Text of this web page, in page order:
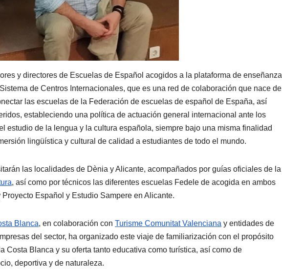
y directores de Escuelas de Español acogidos a la plataforma de enseñanza
de Centros Internacionales, que es una red de colaboración que nace de
las escuelas de la Federación de escuelas de español de España, así
estableciendo una política de actuación general internacional ante los
estudio de la lengua y la cultura española, siempre bajo una misma finalidad
lingüística y cultural de calidad a estudiantes de todo el mundo.
las localidades de Dènia y Alicante, acompañados por guías oficiales de la
, así como por técnicos las diferentes escuelas Fedele de acogida en ambos
Español y Estudio Sampere en Alicante.
Blanca, en colaboración con Turisme Comunitat Valenciana y entidades de
del sector, ha organizado este viaje de familiarización con el propósito
Costa Blanca y su oferta tanto educativa como turística, así como de
deportiva y de naturaleza.